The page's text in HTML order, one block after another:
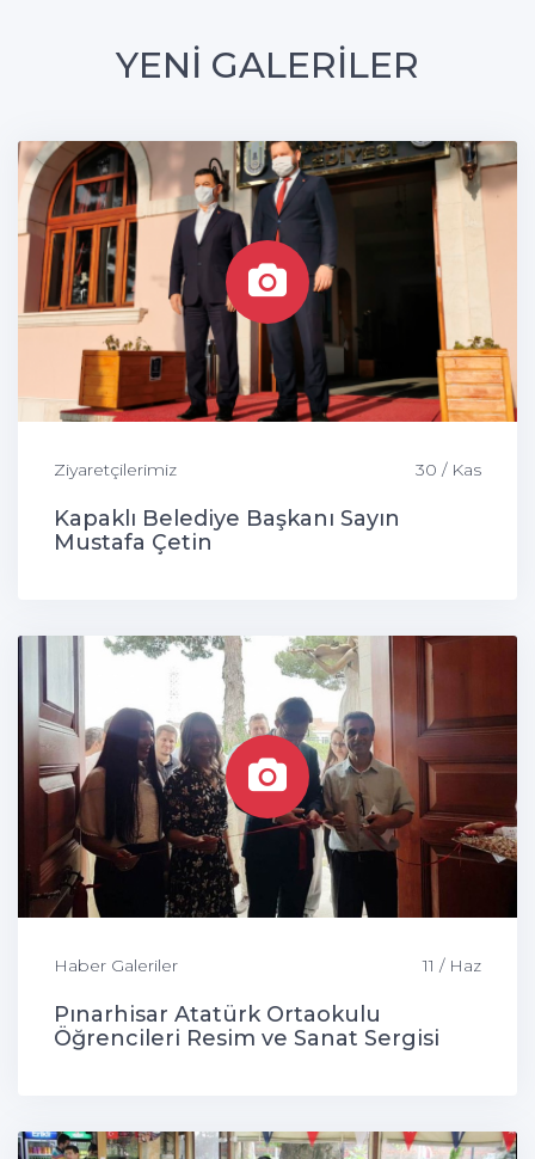
YENİ GALERİLER
Ziyaretçilerimiz 30 / Kas
Kapaklı Belediye Başkanı Sayın
Mustafa Çetin
Haber Galeriler 11 / Haz
Pınarhisar Atatürk Ortaokulu
Öğrencileri Resim ve Sanat Sergisi